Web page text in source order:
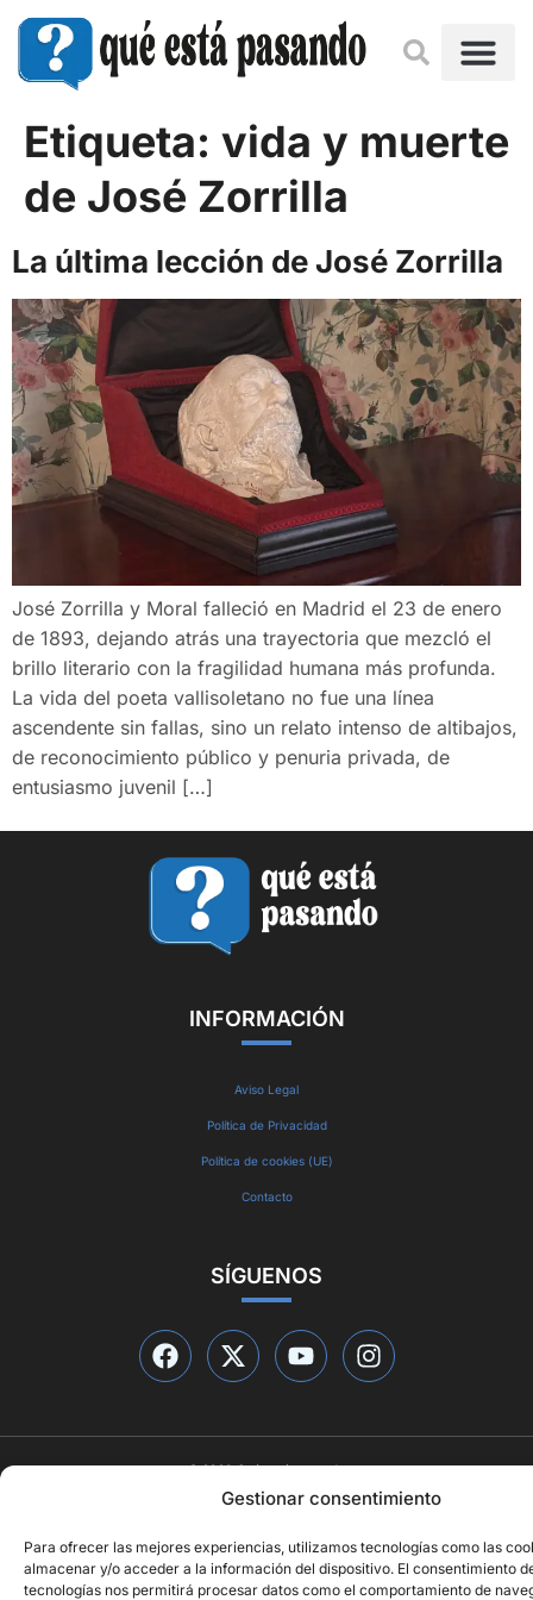
Gestionar consentimiento
Para ofrecer las mejores experiencias, utilizamos tecnologías como las
almacenar y/o acceder a la información del dispositivo. El consentimiento
tecnologías nos permitirá procesar datos como el comportamiento de
Etiqueta: vida y muerte
de José Zorrilla
La última lección de José Zorrilla
José Zorrilla y Moral falleció en Madrid el 23 de enero
de 1893, dejando atrás una trayectoria que mezcló el
brillo literario con la fragilidad humana más profunda.
La vida del poeta vallisoletano no fue una línea
ascendente sin fallas, sino un relato intenso de altibajos,
de reconocimiento público y penuria privada, de
entusiasmo juvenil […]
INFORMACIÓN
Aviso Legal
Política de Privacidad
Política de cookies (UE)
Contacto
SÍGUENOS
© 2026 Qué está pasando
Diseño web porideasyletras.com